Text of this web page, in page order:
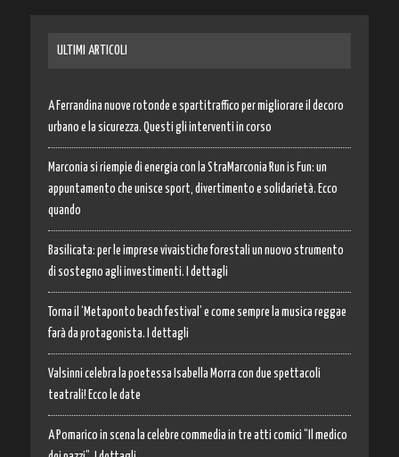
ULTIMI ARTICOLI
A Ferrandina nuove rotonde e spartitraffico per migliorare il decoro
urbano e la sicurezza. Questi gli interventi in corso
Marconia si riempie di energia con la StraMarconia Run is Fun: un
appuntamento che unisce sport, divertimento e solidarietà. Ecco
quando
Basilicata: per le imprese vivaistiche forestali un nuovo strumento
di sostegno agli investimenti. I dettagli
Torna il ‘Metaponto beach festival’ e come sempre la musica reggae
farà da protagonista. I dettagli
Valsinni celebra la poetessa Isabella Morra con due spettacoli
teatrali! Ecco le date
A Pomarico in scena la celebre commedia in tre atti comici “Il medico